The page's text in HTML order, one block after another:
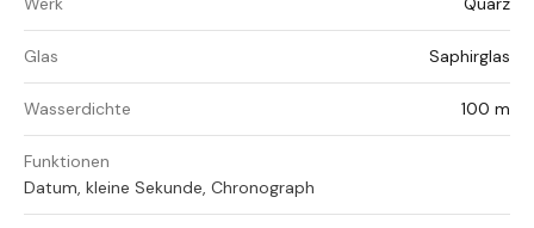
Glas Saphirglas
Wasserdichte 100 m
Funktionen
Datum, kleine Sekunde, Chronograph